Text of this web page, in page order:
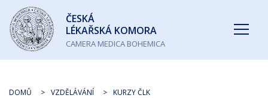
Česká
lékařská
komora
ČESKÁ
LÉKAŘSKÁ KOMORA
CAMERA MEDICA BOHEMICA
DOMŮ VZDĚLÁVÁNÍ KURZY ČLK